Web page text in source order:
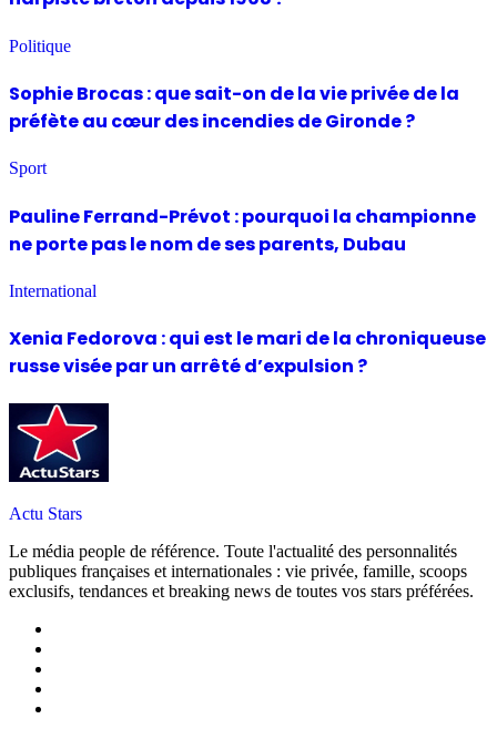
Politique
Sophie Brocas : que sait-on de la vie privée de la
préfète au cœur des incendies de Gironde ?
Sport
Pauline Ferrand-Prévot : pourquoi la championne
ne porte pas le nom de ses parents, Dubau
International
Xenia Fedorova : qui est le mari de la chroniqueuse
russe visée par un arrêté d’expulsion ?
Actu Stars
Le média people de référence. Toute l'actualité des personnalités
publiques françaises et internationales : vie privée, famille, scoops
exclusifs, tendances et breaking news de toutes vos stars préférées.